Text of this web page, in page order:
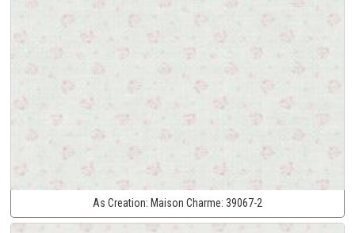
As Creation: Maison Charme: 39067-2